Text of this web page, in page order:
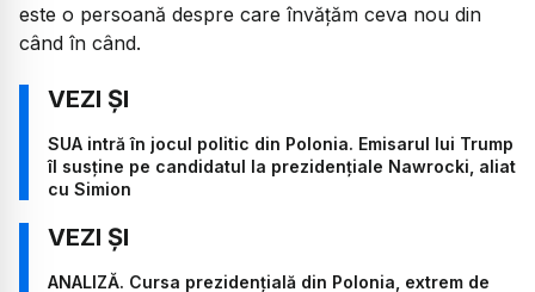
este o persoană despre care învățăm ceva nou din
când în când.
SUA intră în jocul politic din Polonia. Emisarul lui Trump
îl susține pe candidatul la prezidențiale Nawrocki, aliat
cu Simion
ANALIZĂ. Cursa prezidențială din Polonia, extrem de